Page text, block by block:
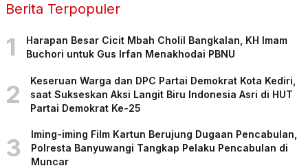
Berita Terpopuler
1
Harapan Besar Cicit Mbah Cholil Bangkalan, KH Imam
Buchori untuk Gus Irfan Menakhodai PBNU
2
Keseruan Warga dan DPC Partai Demokrat Kota Kediri,
saat Sukseskan Aksi Langit Biru Indonesia Asri di HUT
Partai Demokrat Ke-25
3
Iming-iming Film Kartun Berujung Dugaan Pencabulan,
Polresta Banyuwangi Tangkap Pelaku Pencabulan di
Muncar